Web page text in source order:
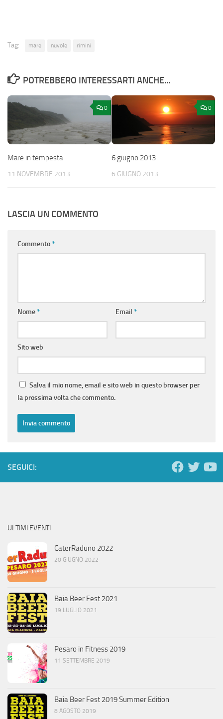
Tag: mare nuvole rimini
POTREBBERO INTERESSARTI ANCHE...
0
Mare in tempesta
11 NOVEMBRE 2013
0
6 giugno 2013
6 GIUGNO 2013
LASCIA UN COMMENTO
Commento*
Nome* Email *
Sito web
Salva il mio nome, email e sito web in questo browser per
la prossima volta che commento.
SEGUICI:
ULTIMI EVENTI
CaterRaduno 2022
20 GIUGNO 2022
Baia Beer Fest 2021
19 LUGLIO 2021
Pesaro in Fitness 2019
11 SETTEMBRE 2019
Baia Beer Fest 2019 Summer Edition
8 AGOSTO 2019